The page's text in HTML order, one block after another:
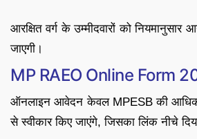
आरक्षित वर्ग के उम्मीदवारों को
जाएगी।
MP RAEO Online Form
ऑनलाइन आवेदन केवल MPESB की
से स्वीकार किए जाएंगे, जिसका लिंक नीचे